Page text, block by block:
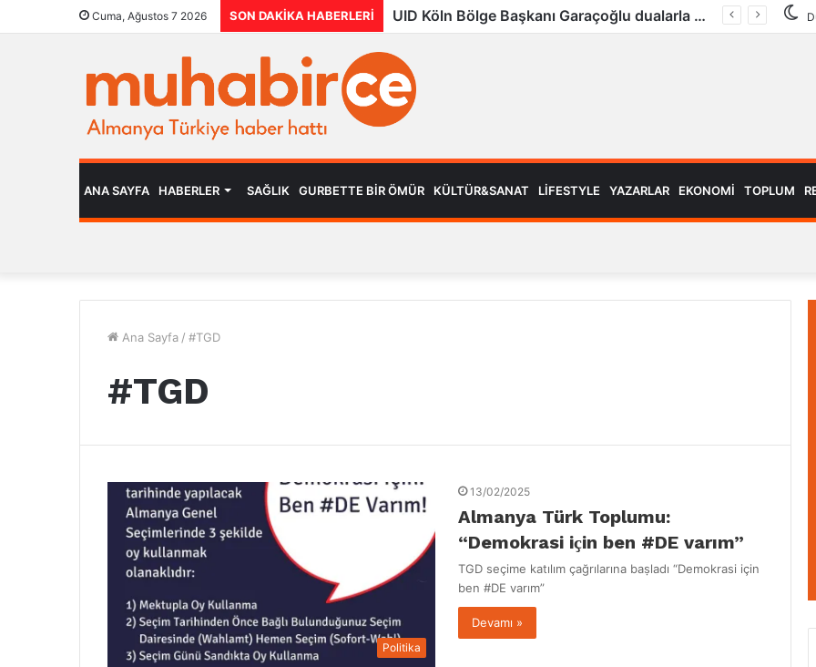
Cuma, Ağustos 7 2026 SON DAKIKA HABERLERI UID Köln Bölge Başkanı Garaçoğlu dualarla son yolculuğuna uğurlandı
ANA SAYFA HABERLER SAĞLIK GURBETTE BIR ÖMÜR KÜLTÜR&SANAT LIFESTYLE YAZARLAR EKONOMI TOPLUM
Ana Sayfa / #TGD
#TGD
Politika
13/02/2025
Almanya Türk Toplumu:
“Demokrasi iҫin ben #DE varım”
TGD seҫime katılım ҫağrılarına baṣladı “Demokrasi iҫin
ben #DE varım”
Devamı »